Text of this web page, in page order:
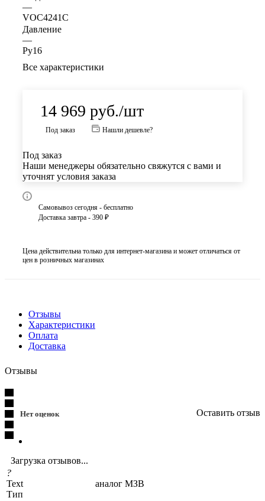
—
VOC4241C
Давление
—
Ру16
Все характеристики
14 969 руб./шт
Под заказ Нашли дешевле?
Под заказ
Наши менеджеры обязательно свяжутся с вами и
уточнят условия заказа
Самовывоз сегодня - бесплатно
Доставка завтра - 390 ₽
Цена действительна только для интернет-магазина и может отличаться от
цен в розничных магазинах
Отзывы
Характеристики
Оплата
Доставка
Отзывы
Нет оценок Оставить отзыв
Загрузка отзывов...
?
Text
Тип
аналог МЗВ